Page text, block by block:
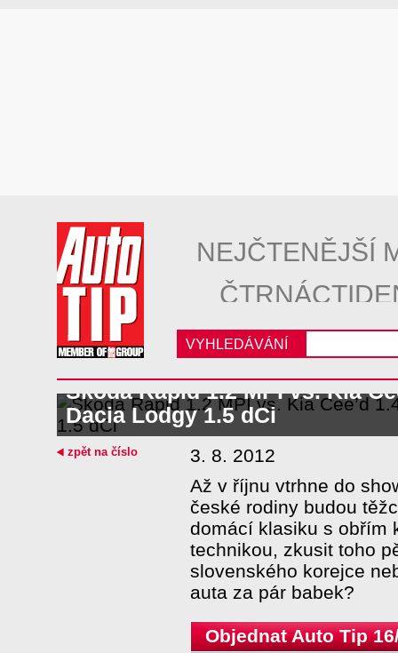
NEJČTENĚJŠÍ
VYHLEDÁVÁNÍ
Škoda Rapid 1.2 MPI vs. Kia
Dacia Lodgy 1.5 dCi
3. 8. 2012
Až v říjnu vtrhne do
české rodiny budou
domácí klasiku s obřím
technikou, zkusit toho
slovenského korejce
auta za pár babek?
Objednat Auto Tip
zpět na číslo